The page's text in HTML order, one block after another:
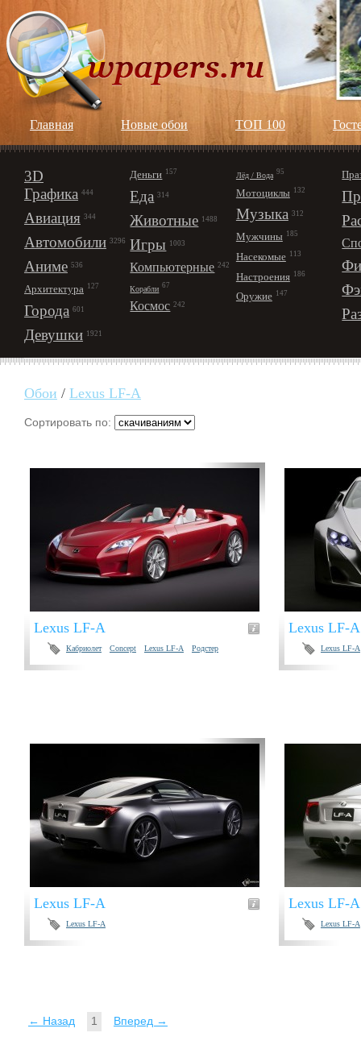
Главная Новые обои ТОП 100
3D
Графика 444
Авиация 344
Автомобили 3296
Аниме 536
Архитектура 127
Города 601
Девушки 1921
Деньги 157
Еда 314
Животные 1488
Игры 1003
Компьютерные 242
Корабли 67
Космос 242
Лёд / Вода 95
Мотоциклы 132
Музыка 312
Мужчины 185
Насекомые 113
Настроения 186
Оружие 147
Обои / Lexus LF-A
Сортировать по:
Lexus LF-A
Кабриолет Concept Lexus LF-A Родстер
Lexus LF-A
Lexus LF-A
Lexus LF-A
Lexus LF-A
Lexus LF-A
Lexus LF-A
← Назад 1 Вперед →